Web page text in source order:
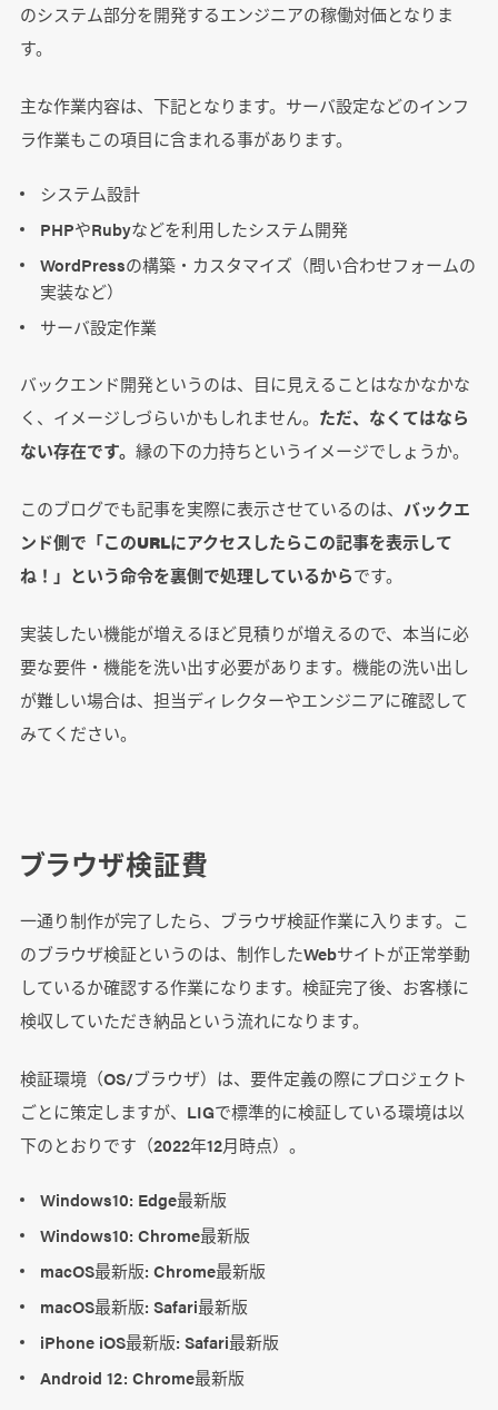
のシステム部分を開発するエンジニアの稼働対価となりま
す。
主な作業内容は、下記となります。サーバ設定などのインフ
ラ作業もこの項目に含まれる事があります。
システム設計
PHPやRubyなどを利用したシステム開発
WordPressの構築・カスタマイズ（問い合わせフォームの
実装など）
サーバ設定作業
バックエンド開発というのは、目に見えることはなかなかな
く、イメージしづらいかもしれません。 ただ、なくてはなら
ない存在です。 縁の下の力持ちというイメージでしょうか。
このブログでも記事を実際に表示させているのは、 バックエ
ンド側で「このURLにアクセスしたらこの記事を表示して
ね！」という命令を裏側で処理しているからです。
実装したい機能が増えるほど見積りが増えるので、本当に必
要な要件・機能を洗い出す必要があります。機能の洗い出し
が難しい場合は、担当ディレクターやエンジニアに確認して
みてください。
ブラウザ検証費
一通り制作が完了したら、ブラウザ検証作業に入ります。こ
のブラウザ検証というのは、制作したWebサイトが正常挙動
しているか確認する作業になります。検証完了後、お客様に
検収していただき納品という流れになります。
検証環境（OS/ブラウザ）は、要件定義の際にプロジェクト
ごとに策定しますが、LIGで標準的に検証している環境は以
下のとおりです（2022年12月時点）。
Windows10: Edge最新版
Windows10: Chrome最新版
macOS最新版: Chrome最新版
macOS最新版: Safari最新版
iPhone iOS最新版: Safari最新版
Android 12: Chrome最新版